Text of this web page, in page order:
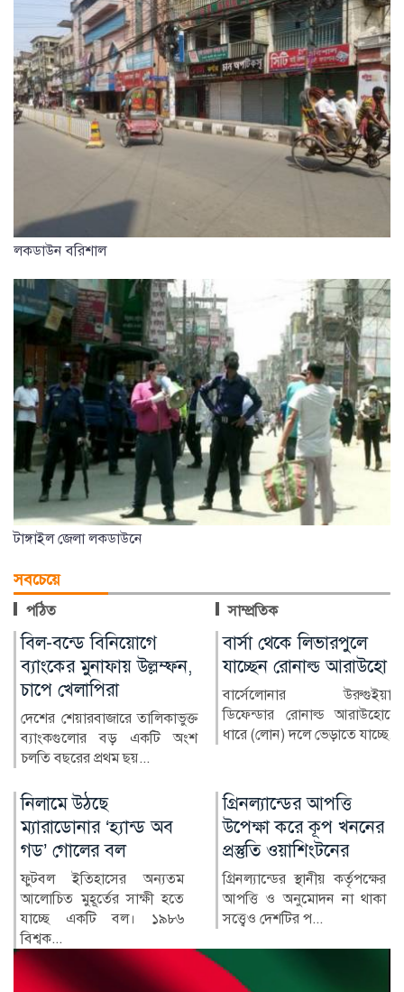
লকডাউন বরিশাল
টাঙ্গাইল জেলা লকডাউনে
সবচেয়ে
পঠিত সাম্প্রতিক
বার্সা থেকে লিভারপুলে
যাচ্ছেন রোনাল্ড আরাউহো
বার্সেলোনার উরুগুইয়ান
ডিফেন্ডার রোনাল্ড আরাউহোকে
ধারে (লোন) দলে ভেড়াতে যাচ্ছে...
চিকিৎসক নিরাপদ
থাকলেই বদলাবে
স্বাস্থ্যসেবার চিত্র
বাংলাদেশের স্বাস্থ্য খাতে গত
কয়েক দশকে উল্লেখযোগ্য
গ্রিনল্যান্ডের আপত্তি
উপেক্ষা করে কূপ খননের
প্রস্তুতি ওয়াশিংটনের
গ্রিনল্যান্ডের স্থানীয় কর্তৃপক্ষের
আপত্তি ও অনুমোদন না থাকা
সত্ত্বেও দেশটির প...
রাশিয়া-ইউক্রেন
পাল্টাপাল্টি হামলায়
নিহত ৩, আহত ১০
রাশিয়া ও ইউক্রেনের মধ্যে
শনিবার রাতভর পাল্টাপাল্টি
হামলায় অন্তত তিনজন নিহত